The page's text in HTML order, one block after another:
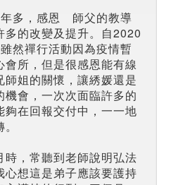
多，感恩 師父的教導
多的改變及提升。自2020
然禪行活動因為疫情暫
所，但是很感恩能有線
姐的關懷，讓綉媛還是
會，一次次面臨許多的
夠在回報交付中，一一地
，常聽到老師說明弘法
心想這是弟子應該要護持